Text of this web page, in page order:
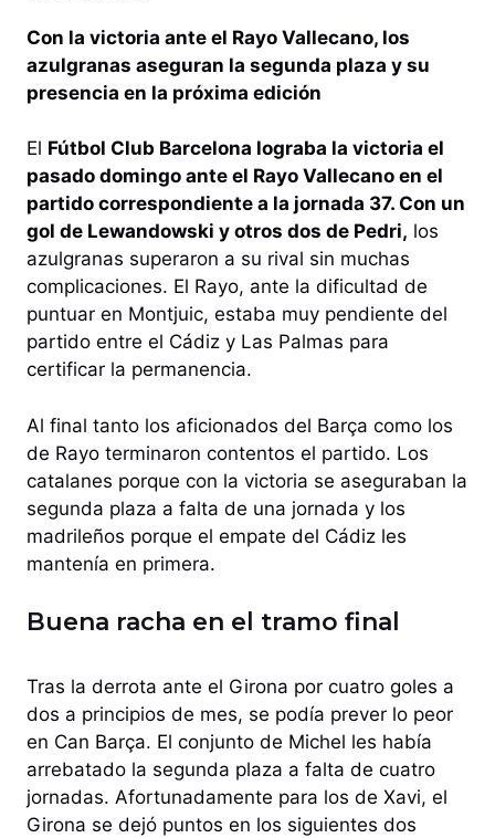
Con la victoria ante el Rayo Vallecano, los
azulgranas aseguran la segunda plaza y su
presencia en la próxima edición
El Fútbol Club Barcelona lograba la victoria el
pasado domingo ante el Rayo Vallecano en el
partido correspondiente a la jornada 37. Con un
gol de Lewandowski y otros dos de Pedri, los
azulgranas superaron a su rival sin muchas
complicaciones. El Rayo, ante la dificultad de
puntuar en Montjuic, estaba muy pendiente del
partido entre el Cádiz y Las Palmas para
certificar la permanencia.
Al final tanto los aficionados del Barça como los
de Rayo terminaron contentos el partido. Los
catalanes porque con la victoria se aseguraban la
segunda plaza a falta de una jornada y los
madrileños porque el empate del Cádiz les
mantenía en primera.
Buena racha en el tramo final
Tras la derrota ante el Girona por cuatro goles a
dos a principios de mes, se podía prever lo peor
en Can Barça. El conjunto de Michel les había
arrebatado la segunda plaza a falta de cuatro
jornadas. Afortunadamente para los de Xavi, el
Girona se dejó puntos en los siguientes dos